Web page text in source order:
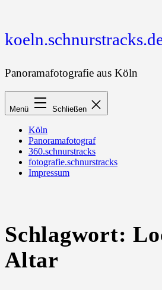
Panoramafotografie aus Köln
Menü Schließen
Köln
Panoramafotograf
360.schnurstracks
fotografie.schnurstracks
Impressum
Schlagwort:
Altar